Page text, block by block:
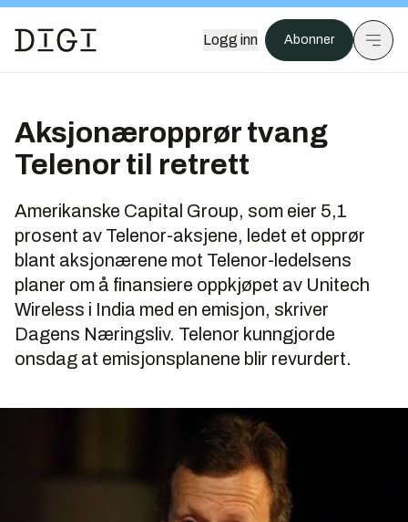
Logg inn Abonner
Aksjonæropprør tvang
Telenor til retrett
Amerikanske Capital Group, som eier 5,1
prosent av Telenor-aksjene, ledet et opprør
blant aksjonærene mot Telenor-ledelsens
planer om å finansiere oppkjøpet av Unitech
Wireless i India med en emisjon, skriver
Dagens Næringsliv. Telenor kunngjorde
onsdag at emisjonsplanene blir revurdert.